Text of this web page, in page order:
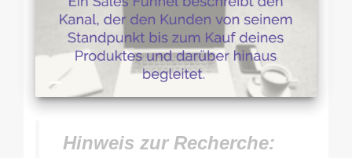
Hinweis zur Recherche: